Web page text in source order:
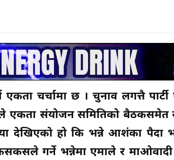
चर्चामा छ । चुनाव लगत्तै पार्टी
एकता संयोजन समितिको बैठकसमेत
देखिएको हो कि भन्ने आशंका पैदा
गर्ने भन्नेमा एमाले र